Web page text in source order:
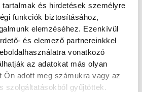
tartalmak és hirdetések személyre
funkciók biztosításához,
elemzéséhez. Ezenkívül
és elemező partnereinkkel
vonatkozó
az adatokat más olyan
Ön adott meg számukra vagy az
szolgáltatásokból gyűjtöttek.
Pannon Egyetem
Edvy László
Szücs Noémi